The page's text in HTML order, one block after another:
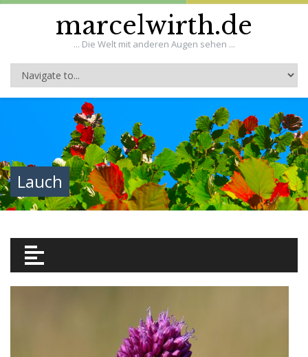
marcelwirth.de
... Die Welt mit anderen Augen sehen ...
Lauch